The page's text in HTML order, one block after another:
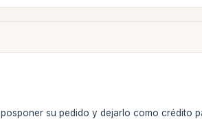
su pedido y dejarlo como crédito